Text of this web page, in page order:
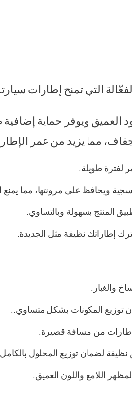
التي تمنح إطارات
العميق ويوفر حماية
مما يزيد من عمر
لفترة طويلة.
ويحافظ على مرونتها، مما
المنتج بسهولة وبالتساوي.
إطاراتك نظيفة مثل الجديدة.
والغبار.
توزيع المكونات بشكل متساوي..
من مسافة قصيرة.
لضمان توزيع المحلول
اللامع واللون العميق.